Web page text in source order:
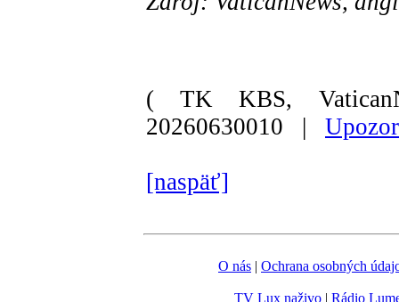
( TK KBS,
20260630010 |
[naspäť]
O nás | Ochrana osobných
TV Lux naživo| Rádio